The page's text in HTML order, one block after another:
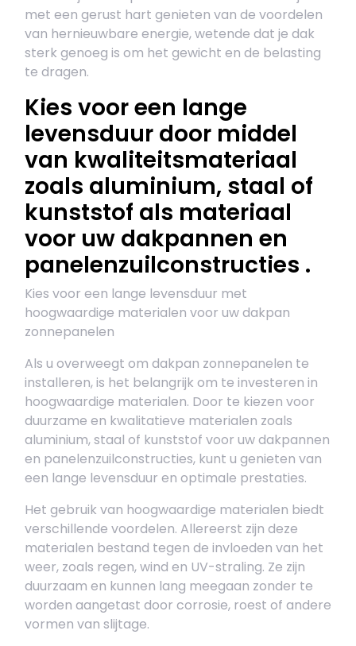
met een gerust hart genieten van de voordelen
van hernieuwbare energie, wetende dat je dak
sterk genoeg is om het gewicht en de belasting
te dragen.
Kies voor een lange
levensduur door middel
van kwaliteitsmateriaal
zoals aluminium, staal of
kunststof als materiaal
voor uw dakpannen en
panelenzuilconstructies .
Kies voor een lange levensduur met
hoogwaardige materialen voor uw dakpan
zonnepanelen
Als u overweegt om dakpan zonnepanelen te
installeren, is het belangrijk om te investeren in
hoogwaardige materialen. Door te kiezen voor
duurzame en kwalitatieve materialen zoals
aluminium, staal of kunststof voor uw dakpannen
en panelenzuilconstructies, kunt u genieten van
een lange levensduur en optimale prestaties.
Het gebruik van hoogwaardige materialen biedt
verschillende voordelen. Allereerst zijn deze
materialen bestand tegen de invloeden van het
weer, zoals regen, wind en UV-straling. Ze zijn
duurzaam en kunnen lang meegaan zonder te
worden aangetast door corrosie, roest of andere
vormen van slijtage.